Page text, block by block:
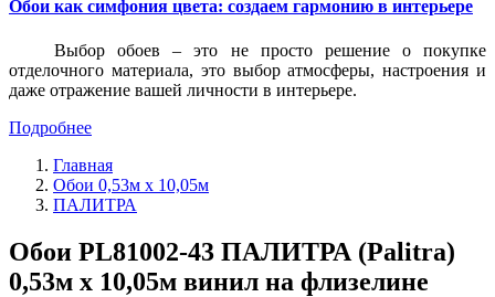
Обои как симфония цвета: создаем гармонию в интерьере
Выбор обоев – это не просто решение о покупке
отделочного материала, это выбор атмосферы, настроения и
даже отражение вашей личности в интерьере.
Подробнее
Главная
Обои 0,53м x 10,05м
ПАЛИТРА
Обои PL81002-43 ПАЛИТРА (Palitra)
0,53м x 10,05м винил на флизелине